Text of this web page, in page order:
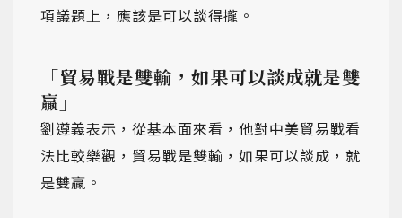
項議題上，應該是可以談得攏。
「貿易戰是雙輸，如果可以談成就是雙
贏」
劉遵義表示，從基本面來看，他對中美貿易戰看
法比較樂觀，貿易戰是雙輸，如果可以談成，就
是雙贏。